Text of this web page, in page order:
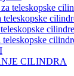
teleskopske
teleskopske
cilindre
CILINDRA